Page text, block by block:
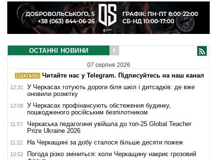
ОСТАННІ НОВИНИ
07 серпня 2026
Читайте нас у Telegram. Підписуйтесь на наш канал
12:31
У Черкасах готують дороги біля шкіл і дитсадків: де вже
оновили розмітку
12:08
У Черкасах профінансують обстеження будинку,
пошкодженого російським безпілотником
11:57
Черкаська педагогиня увійшла до топ-25 Global Teacher
Prize Ukraine 2026
11:22 На Черкащині за добу сталося більше десяти пожеж
10:52
Погода різко зміниться: коли Черкащину накриє грозовий